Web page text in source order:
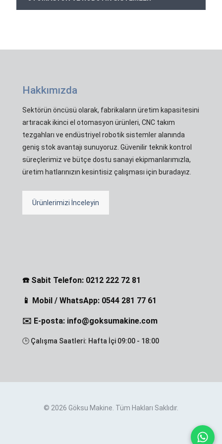
Hakkımızda
Sektörün öncüsü olarak, fabrikaların üretim kapasitesini
artıracak ikinci el otomasyon ürünleri, CNC takım
tezgahları ve endüstriyel robotik sistemler alanında
geniş stok avantajı sunuyoruz. Güvenilir teknik kontrol
süreçlerimiz ve bütçe dostu sanayi ekipmanlarımızla,
üretim hatlarınızın kesintisiz çalışması için buradayız.
Ürünlerimizi İnceleyin
☎️ Sabit Telefon: 0212 222 72 81
📱 Mobil / WhatsApp: 0544 281 77 61
✉️ E-posta: info@goksumakine.com
🕒 Çalışma Saatleri: Hafta İçi 09:00 - 18:00